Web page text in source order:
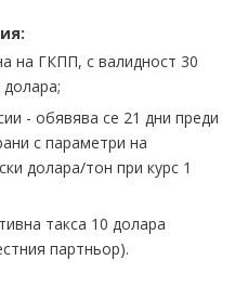
на ГКПП, с валидност 30
- обявява се 21 дни преди
с параметри на
долара/тон при курс 1
такса 10 долара
партньор).